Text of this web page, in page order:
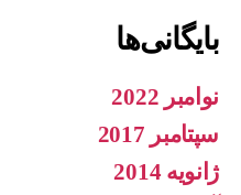
بایگانی‌ها
نوامبر 2022
سپتامبر 2017
ژانویه 2014